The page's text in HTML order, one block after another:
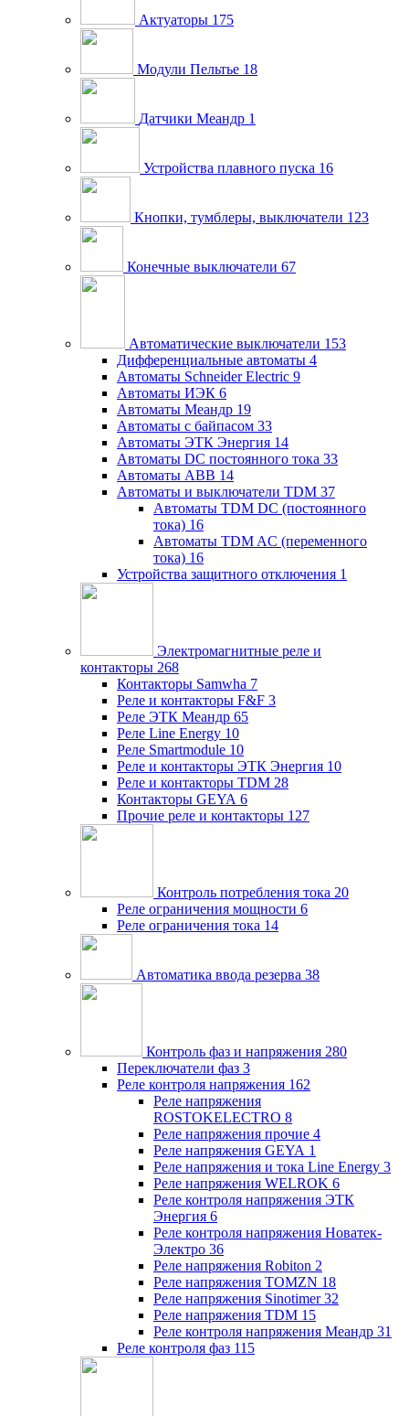
Актуаторы 175
Модули Пельтье 18
Датчики Меандр 1
Устройства плавного пуска 16
Кнопки, тумблеры, выключатели 123
Конечные выключатели 67
Автоматические выключатели 153
Дифференциальные автоматы 4
Автоматы Schneider Electric 9
Автоматы ИЭК 6
Автоматы Меандр 19
Автоматы с байпасом 33
Автоматы ЭТК Энергия 14
Автоматы DC постоянного тока 33
Автоматы ABB 14
Автоматы и выключатели TDM 37
Автоматы TDM DC (постоянного
тока) 16
Автоматы TDM AC (переменного
тока) 16
Устройства защитного отключения 1
Электромагнитные реле и
контакторы 268
Контакторы Samwha 7
Реле и контакторы F&F 3
Реле ЭТК Меандр 65
Реле Line Energy 10
Реле Smartmodule 10
Реле и контакторы ЭТК Энергия 10
Реле и контакторы TDM 28
Контакторы GEYA 6
Прочие реле и контакторы 127
Контроль потребления тока 20
Реле ограничения мощности 6
Реле ограничения тока 14
Автоматика ввода резерва 38
Контроль фаз и напряжения 280
Переключатели фаз 3
Реле контроля напряжения 162
Реле напряжения
ROSTOKELECTRO 8
Реле напряжения прочие 4
Реле напряжения GEYA 1
Реле напряжения и тока Line Energy 3
Реле напряжения WELROK 6
Реле контроля напряжения ЭТК
Энергия 6
Реле контроля напряжения Новатек-
Электро 36
Реле напряжения Robiton 2
Реле напряжения TOMZN 18
Реле напряжения Sinotimer 32
Реле напряжения TDM 15
Реле контроля напряжения Меандр 31
Реле контроля фаз 115